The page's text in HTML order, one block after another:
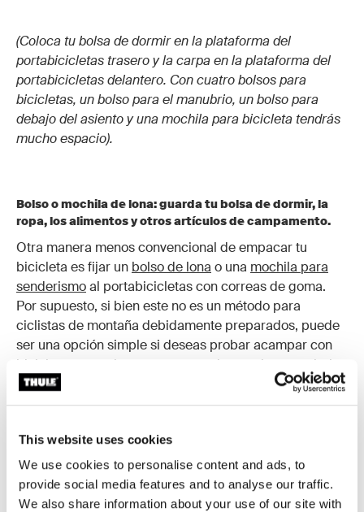
This website uses cookies
We use cookies to personalise content and ads, to
provide social media features and to analyse our traffic.
We also share information about your use of our site with
(Coloca tu bolsa de dormir en la plataforma del
portabicicletas trasero y la carpa en la plataforma del
portabicicletas delantero. Con cuatro bolsos para
bicicletas, un bolso para el manubrio, un bolso para
debajo del asiento y una mochila para bicicleta tendrás
mucho espacio).
Bolso o mochila de lona: guarda tu bolsa de dormir, la
ropa, los alimentos y otros artículos de campamento.
Otra manera menos convencional de empacar tu
bicicleta es fijar un bolso de lona o una mochila para
senderismoal portabicicletas con correas de goma.
Por supuesto, si bien este no es un método para
ciclistas de montaña debidamente preparados, puede
ser una opción simple si deseas probar acampar con
bicicletas por primera vez y sucede que tienes un bolso
de lona o una mochila a mano.